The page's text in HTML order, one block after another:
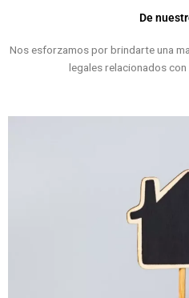
De
Nos esforzamos por brindarte una
legales relacionados con